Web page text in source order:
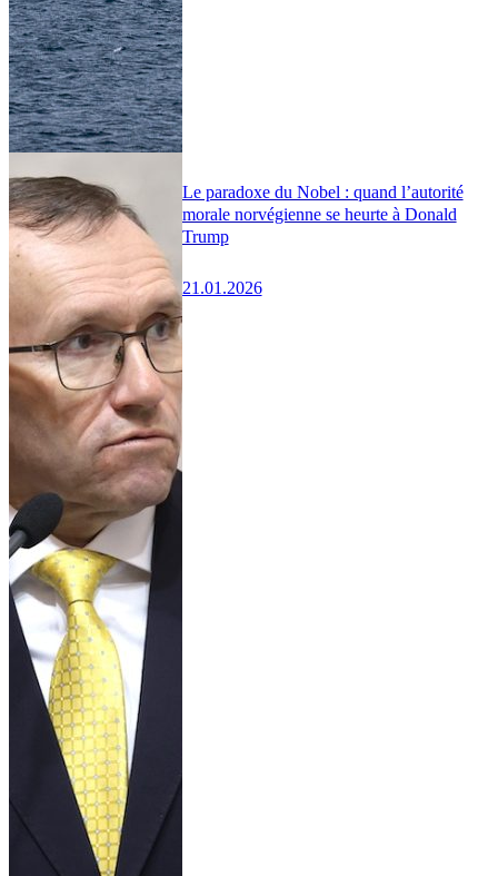
Le paradoxe du Nobel : quand l’autorité
morale norvégienne se heurte à Donald
Trump
21.01.2026